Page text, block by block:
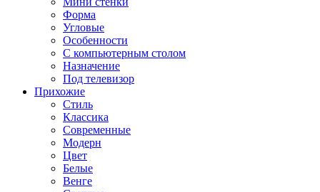
Форма
Угловые
Особенности
С компьютерным столом
Назначение
Под телевизор
Прихожие
Стиль
Классика
Современные
Модерн
Цвет
Белые
Венге